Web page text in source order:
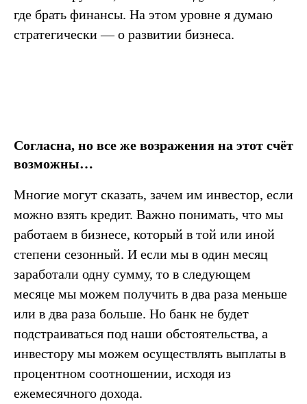
где брать финансы. На этом уровне я думаю
стратегически — о развитии бизнеса.
Согласна, но все же возражения на этот счёт
возможны…
Многие могут сказать, зачем им инвестор, если
можно взять кредит. Важно понимать, что мы
работаем в бизнесе, который в той или иной
степени сезонный. И если мы в один месяц
заработали одну сумму, то в следующем
месяце мы можем получить в два раза меньше
или в два раза больше. Но банк не будет
подстраиваться под наши обстоятельства, а
инвестору мы можем осуществлять выплаты в
процентном соотношении, исходя из
ежемесячного дохода.